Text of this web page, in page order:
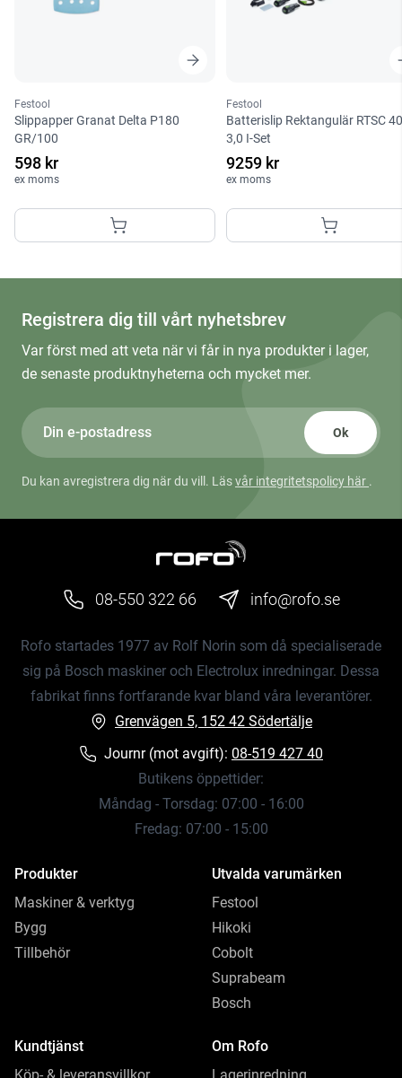
Festool
Slippapper Granat Delta P180
GR/100
598 kr
ex moms
Festool
Batterislip Rektangulär RTSC
3,0 I-Set
9259 kr
ex moms
Registrera dig till vårt nyhetsbrev
Var först med att veta när vi får in nya produkter i lager,
de senaste produktnyheterna och mycket mer.
Ok
Du kan avregistrera dig när du vill. Läsvår integritetspolicy här .
08-550 322 66 info@rofo.se
Rofo startades 1977 av Rolf Norin som då specialiserade
sig på Bosch maskiner och Electrolux inredningar. Dessa
fabrikat finns fortfarande kvar bland våra leverantörer.
Grenvägen 5, 152 42 Södertälje
Journr (mot avgift): 08-519 427 40
Butikens öppettider:
Måndag - Torsdag: 07:00 - 16:00
Fredag: 07:00 - 15:00
Produkter
Maskiner & verktyg
Bygg
Tillbehör
Utvalda varumärken
Festool
Hikoki
Cobolt
Suprabeam
Bosch
Kundtjänst
Om Rofo